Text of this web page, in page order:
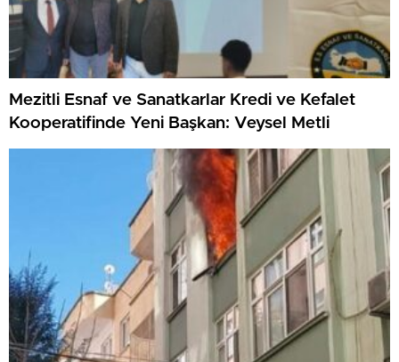
Mezitli Esnaf ve Sanatkarlar Kredi ve Kefalet
Kooperatifinde Yeni Başkan: Veysel Metli